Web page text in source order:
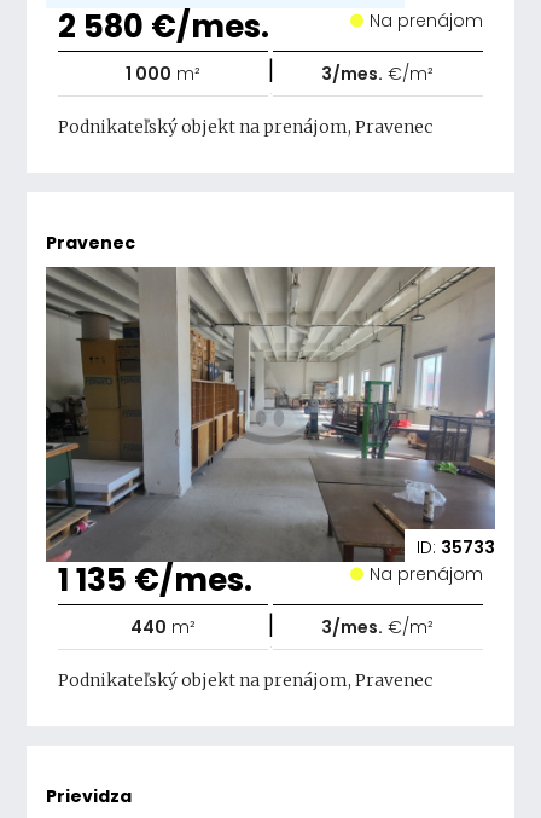
2 580 €/mes. Na prenájom
1 000 m² | 3/mes. €/m²
Podnikateľský objekt na prenájom, Pravenec
Pravenec
ID: 35733
1 135 €/mes. Na prenájom
440 m² | 3/mes. €/m²
Podnikateľský objekt na prenájom, Pravenec
Prievidza